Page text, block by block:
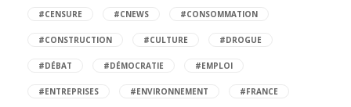
#CENSURE #CNEWS #CONSOMMATION
#CONSTRUCTION #CULTURE #DROGUE
#DÉBAT #DÉMOCRATIE #EMPLOI
#ENTREPRISES #ENVIRONNEMENT #FRANCE